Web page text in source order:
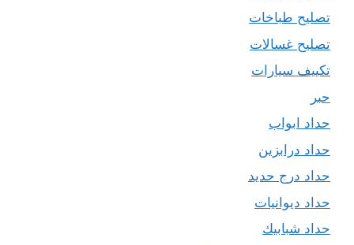
تصليح طباخات
تصليح غسالات
تكييف سيارات
حبر
حداد ابواب
حداد درابزين
حداد درج حديد
حداد ديوانيات
حداد شبابيك